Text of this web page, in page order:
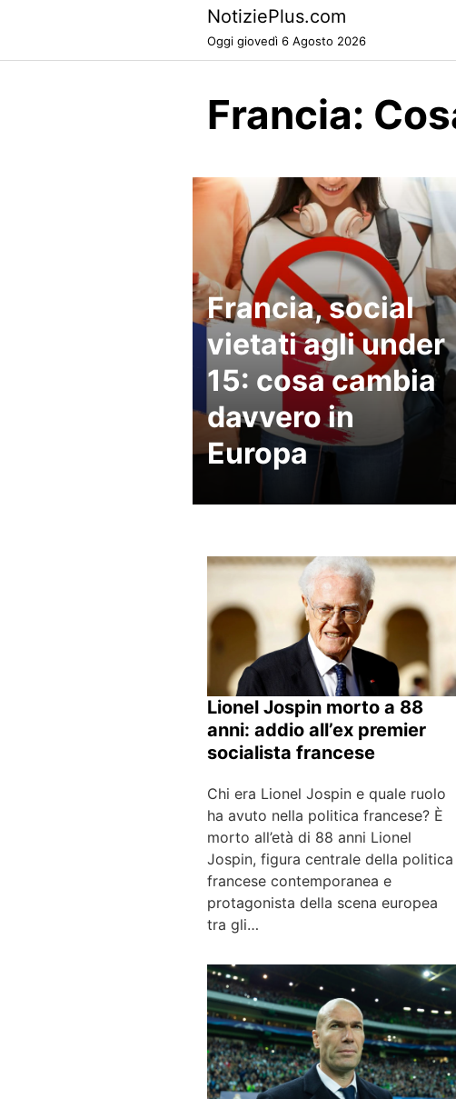
NotiziePlus.com
Oggi giovedì 6 Agosto 2026
Francia:
Francia, social
vietati agli under
15: cosa cambia
davvero in
Europa
Lionel Jospin morto a 88
anni: addio all’ex premier
socialista francese
Chi era Lionel Jospin e quale ruolo
ha avuto nella politica francese? È
morto all’età di 88 anni Lionel
Jospin, figura centrale della politica
francese contemporanea e
protagonista della scena europea
tra gli…